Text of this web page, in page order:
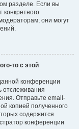
разделе. Если вы
они могут
то с этой
конференции
отслеживания
Отправьте email-
копией полученного
содержится
конференции